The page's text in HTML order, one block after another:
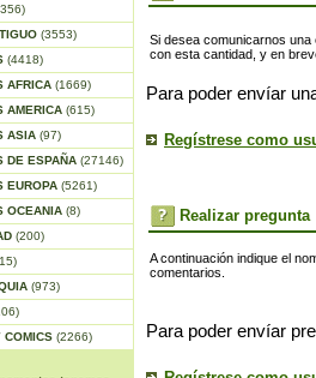
(3553)
(4418)
AFRICA (1669)
AMERICA (615)
ASIA (97)
DE ESPAÑA (27146)
EUROPA (5261)
OCEANIA (8)
(200)
(973)
COMICS (2266)
Si desea comunicarnos
con esta cantidad, y en
Para poder envíar
Regístrese como
Realizar pregunta
A continuación indique el
comentarios.
Para poder envíar